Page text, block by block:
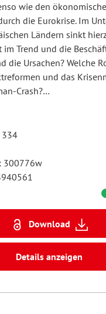
wie den
die Eurokrise. Im
Ländern sinkt
Trend und die
die Ursachen? Welche
und das
Crash?…
334
300776w
Download
Details anzeigen